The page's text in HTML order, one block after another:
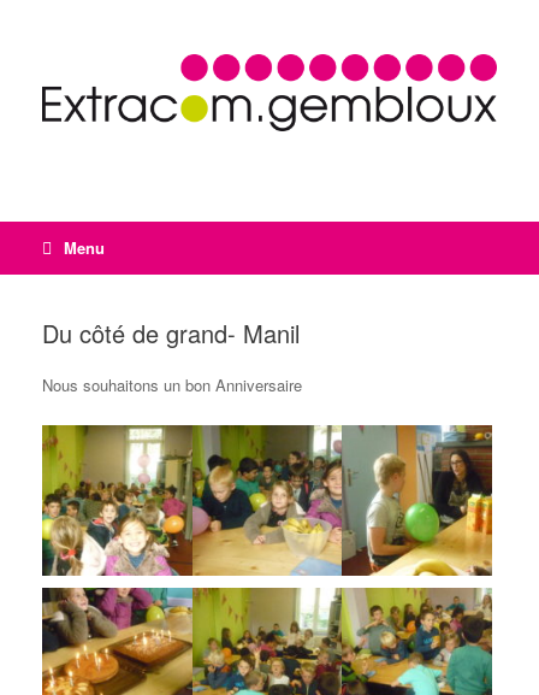
Menu
Du côté de grand- Manil
Nous souhaitons un bon Anniversaire